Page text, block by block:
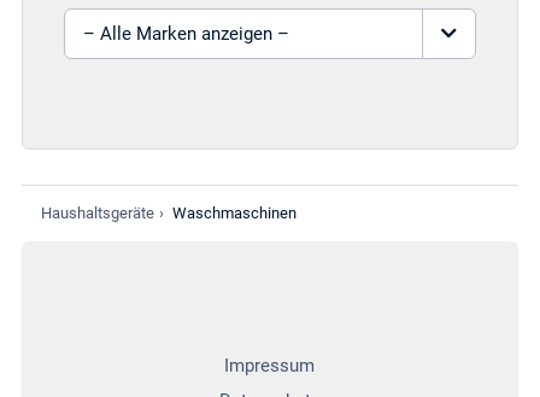
Marke auswählen
Haushaltsgeräte › Waschmaschinen
Impressum